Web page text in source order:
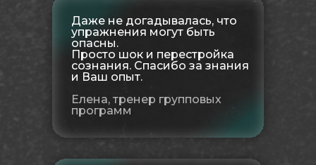
Даже не догадывалась, что
упражнения могут быть
опасны.
Просто шок и перестройка
сознания. Спасибо за знания
и Ваш опыт.
Елена, тренер групповых
программ